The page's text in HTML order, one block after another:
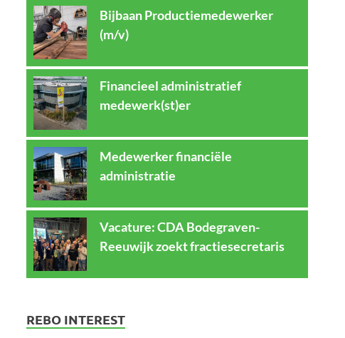
Bijbaan Productiemedewerker
(m/v)
Financieel administratief
medewerk(st)er
Medewerker financiële
administratie
Vacature: CDA Bodegraven-
Reeuwijk zoekt fractiesecretaris
REBO INTEREST